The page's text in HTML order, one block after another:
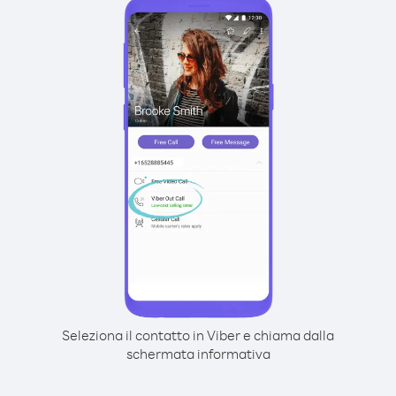
Seleziona il contatto in Viber e chiama dalla
schermata informativa